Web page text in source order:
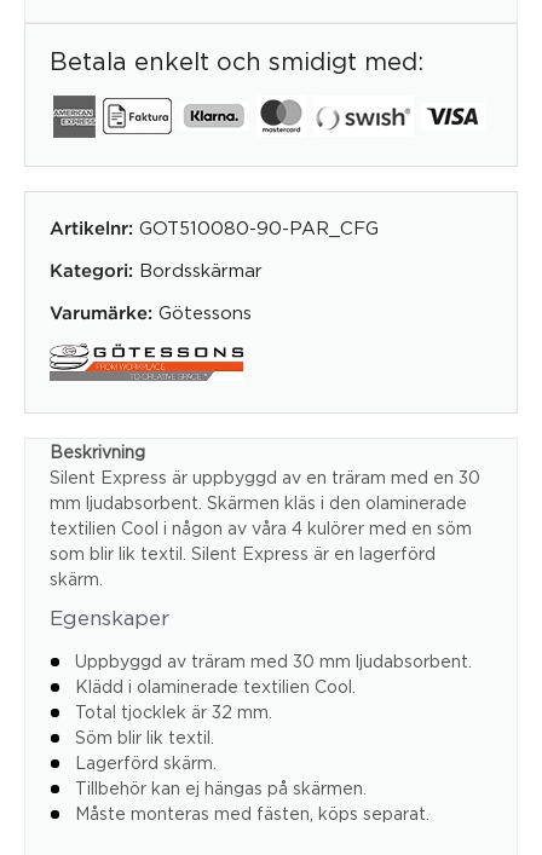
Betala enkelt och smidigt med:
Artikelnr: GOT510080-90-PAR_CFG
Kategori: Bordsskärmar
Varumärke: Götessons
Beskrivning
Silent Express är uppbyggd av en träram med en 30
mm ljudabsorbent. Skärmen kläs i den olaminerade
textilien Cool i någon av våra 4 kulörer med en söm
som blir lik textil. Silent Express är en lagerförd
skärm.
Egenskaper
Uppbyggd av träram med 30 mm ljudabsorbent.
Klädd i olaminerade textilien Cool.
Total tjocklek är 32 mm.
Söm blir lik textil.
Lagerförd skärm.
Tillbehör kan ej hängas på skärmen.
Måste monteras med fästen, köps separat.